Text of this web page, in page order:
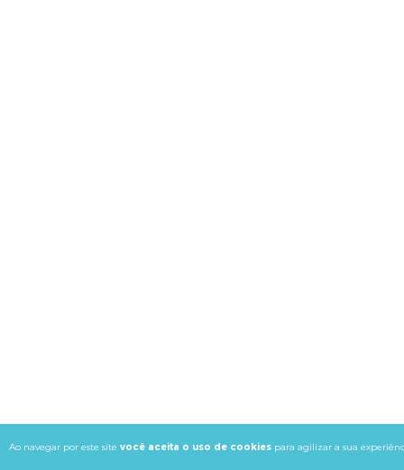
Ao navegar por este site você aceita o uso de cookies para agilizar a sua